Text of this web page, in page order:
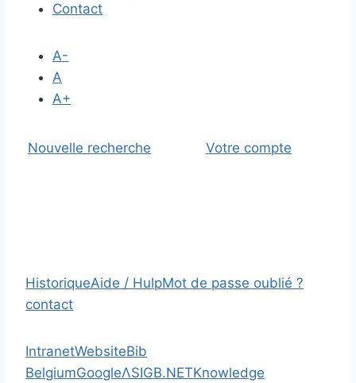
Contact
A-
A
A+
Nouvelle recherche Votre compte
HistoriqueAide / HulpMot de passe oublié ?
contact
IntranetWebsiteBib
BelgiumGoogleΛSIGB.NETKnowledge